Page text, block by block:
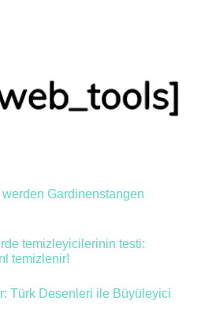
Gardinenstangen
temizleyicilerinin testi:
temizlenir!
Türk Desenleri ile Büyüleyici